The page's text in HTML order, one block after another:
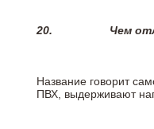
20. Чем
Название говорит
ПВХ, выдерживают